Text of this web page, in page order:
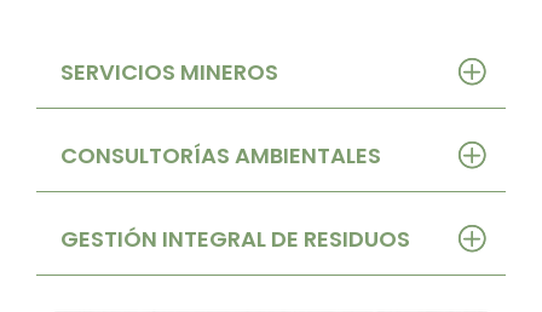
SERVICIOS MINEROS
CONSULTORÍAS AMBIENTALES
GESTIÓN INTEGRAL DE RESIDUOS